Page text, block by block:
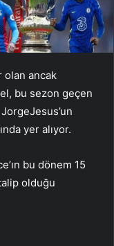
olan ancak
bu sezon geçen
yer alıyor.
bu dönem 15
olduğu